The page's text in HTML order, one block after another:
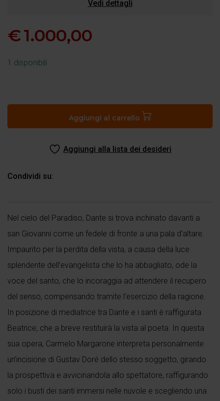
Vedi dettagli
€1.000,00
1 disponibili
quantità
Aggiungi al carrello
Aggiungi alla lista dei desideri
Condividi su:
Nel cielo del Paradiso, Dante si trova inchinato davanti a
san Giovanni come un fedele di fronte a una pala d’altare.
Impaurito per la perdita della vista, a causa della luce
splendente dell’evangelista che lo ha abbagliato, ode la
voce del santo, che lo incoraggia ad attendere il recupero
del senso, compensando tramite l’esercizio della ragione.
In posizione di mediatrice tra Dante e i santi è raffigurata
Beatrice, che a breve restituirà la vista al poeta. In questa
sua opera, Carmelo Margarone interpreta personalmente
un’incisione di Gustav Doré dello stesso soggetto, girando
la prospettiva e avvicinandola allo spettatore, raffigurando
solo i busti dei santi immersi nelle nuvole e scegliendo una